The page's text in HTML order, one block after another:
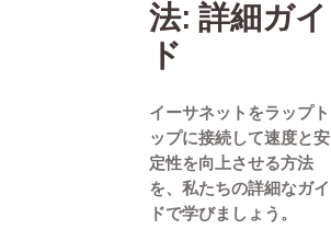
法: 詳細ガイ
ド
イーサネットをラップト
ップに接続して速度と安
定性を向上させる方法
を、私たちの詳細なガイ
ドで学びましょう。